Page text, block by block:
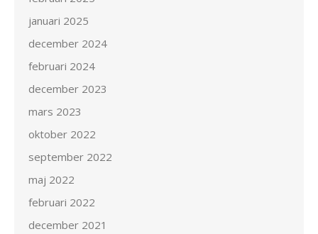
januari 2025
december 2024
februari 2024
december 2023
mars 2023
oktober 2022
september 2022
maj 2022
februari 2022
december 2021